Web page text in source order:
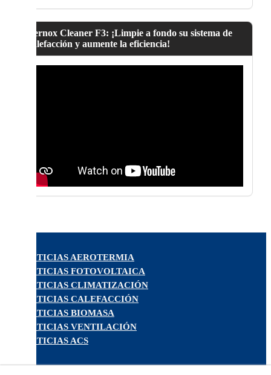
Fernox Cleaner F3: ¡Limpie a fondo su sistema de
calefacción y aumente la eficiencia!
NOTICIAS AEROTERMIA
NOTICIAS FOTOVOLTAICA
NOTICIAS CLIMATIZACIÓN
NOTICIAS CALEFACCIÓN
NOTICIAS BIOMASA
NOTICIAS VENTILACIÓN
NOTICIAS ACS